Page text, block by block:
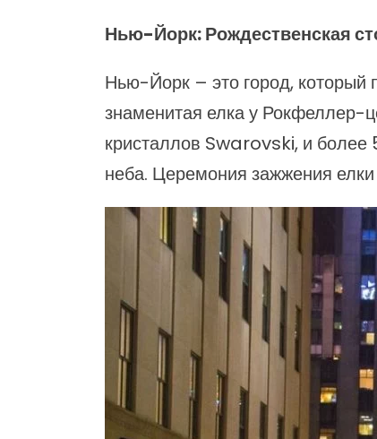
Нью-Йорк: Рождественская
Нью-Йорк – это город, который
знаменитая елка у Рокфеллер-
кристаллов Swarovski, и более
неба. Церемония зажжения